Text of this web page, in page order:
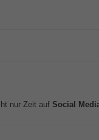
nur Zeit auf Social